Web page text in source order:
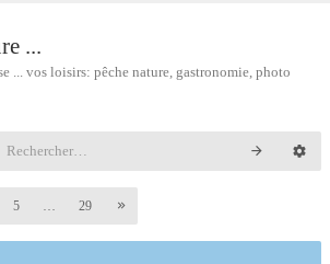
...
... vos loisirs: pêche nature, gastronomie, photo
5 … 29